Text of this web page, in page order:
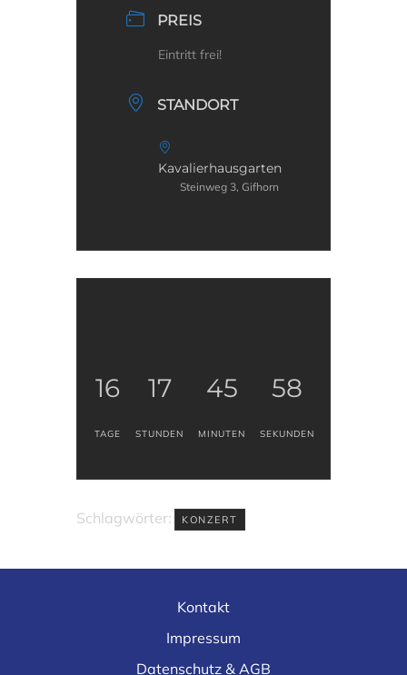
PREIS
Eintritt frei!
STANDORT
Kavalierhausgarten
Steinweg 3, Gifhorn
16
TAGE
17
STUNDEN
45
MINUTEN
58
SEKUNDEN
Schlagwörter: KONZERT
Kontakt
Impressum
Datenschutz & AGB